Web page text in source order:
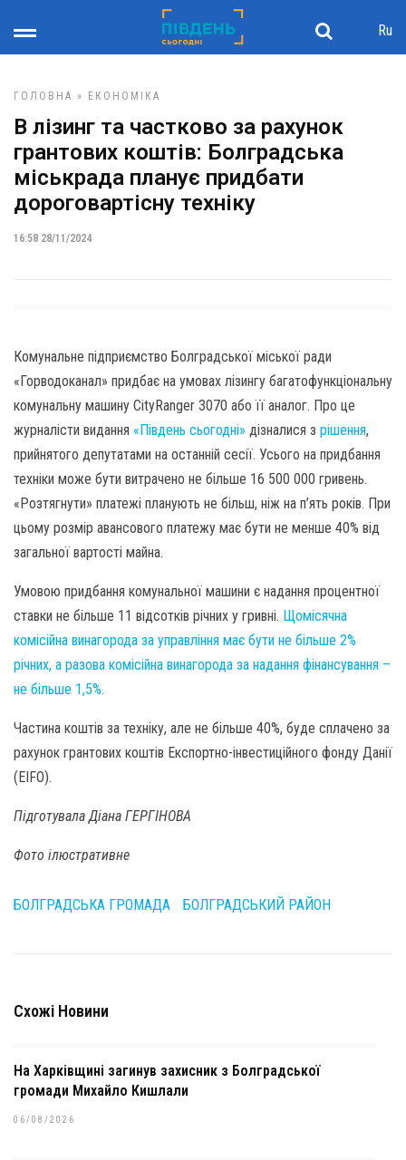
Ru
ГОЛОВНА » ЕКОНОМІКА
В лізинг та частково за рахунок
грантових коштів: Болградська
міськрада планує придбати
дороговартісну техніку
16:58 28/11/2024
Комунальне підприємство Болградської міської ради
«Горводоканал» придбає на умовах лізингу багатофункціональну
комунальну машину CityRanger 3070 або її аналог. Про це
журналісти видання «Південь сьогодні» дізналися з рішення,
прийнятого депутатами на останній сесії. Усього на придбання
техніки може бути витрачено не більше 16 500 000 гривень.
«Розтягнути» платежі планують не більш, ніж на п’ять років. При
цьому розмір авансового платежу має бути не менше 40% від
загальної вартості майна.
Умовою придбання комунальної машини є надання процентної
ставки не більше 11 відсотків річних у гривні. Щомісячна
комісійна винагорода за управління має бути не більше 2%
річних, а разова комісійна винагорода за надання фінансування –
не більше 1,5%.
Частина коштів за техніку, але не більше 40%, буде сплачено за
рахунок грантових коштів Експортно-інвестиційного фонду Данії
(EIFO).
Підготувала Діана ГЕРГІНОВА
Фото ілюстративне
БОЛГРАДСЬКА ГРОМАДА БОЛГРАДСЬКИЙ РАЙОН
Схожі Новини
На Харківщині загинув захисник з Болградської
громади Михайло Кишлали
06/08/2026